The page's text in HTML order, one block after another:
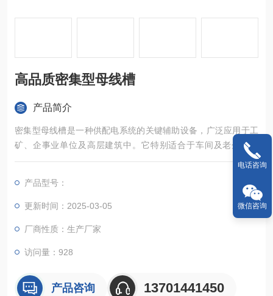
高品质密集型母线槽
产品简介
密集型母线槽‌是一种供配电系统的关键辅助设备，广泛应用于工
矿、企事业单位及高层建筑中。它特别适合于车间及老企业改
造，能够满足交流三相四线、三相五线制的需求，频率范围为50
A。‌
产品型号：
更新时间：2025-03-05
厂商性质：生产厂家
访问量：928
产品咨询 13701441450
电话咨询
微信咨询